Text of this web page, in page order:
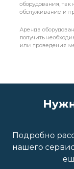
оборудования, так
обслуживание и
Аренда
получить
или проведения
Подробно
нашего